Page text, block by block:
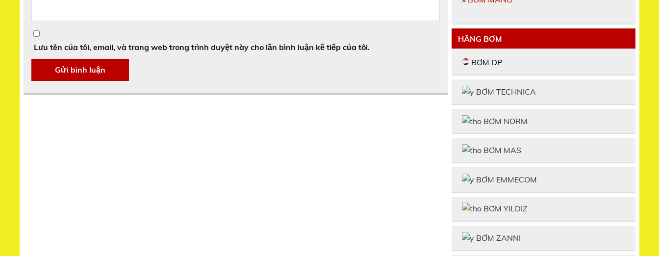
Lưu tên của tôi, email, và trang web trong trình duyệt này cho lần bình luận kế tiếp của tôi.
HÃNG BƠM
BƠM DP
BƠM TECHNICA
BƠM NORM
BƠM MAS
BƠM EMMECOM
BƠM YILDIZ
BƠM ZANNI